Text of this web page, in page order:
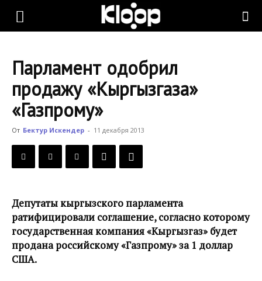
KLOOP.KG
Новости
Кыргызстана
Парламент одобрил
продажу «Кыргызгаза»
«Газпрому»
От Бектур Искендер - 11 декабря 2013
Депутаты кыргызского парламента
ратифицировали соглашение, согласно которому
государственная компания «Кыргызгаз» будет
продана российскому «Газпрому» за 1 доллар
США.